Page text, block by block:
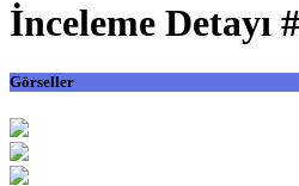
İnceleme Detayı
Görseller